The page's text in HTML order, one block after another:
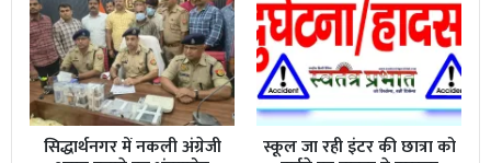
सिद्धार्थनगर में नकली अंग्रेजी स्कूल जा रही इंटर की छात्रा को